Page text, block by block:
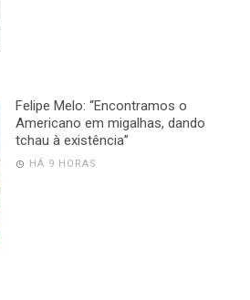
Felipe Melo: “Encontramos o
Americano em migalhas, dando
tchau à existência”
HÁ 9 HORAS